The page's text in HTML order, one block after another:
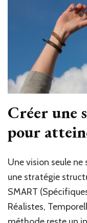
Créer une
pour
Une vision seule
une stratégie
SMART
Réalistes,